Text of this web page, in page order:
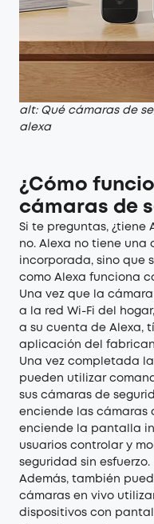
alt: Qué cámaras de
alexa
¿Cómo
cámaras de
Si te preguntas, ¿tiene
no. Alexa no tiene una
incorporada, sino que
como Alexa funciona
Una vez que la
a la red Wi-Fi del
a su cuenta de Alexa,
aplicación del
Una vez completada
pueden utilizar
sus cámaras de
enciende las cámaras
enciende la pantalla
usuarios controlar y
seguridad sin esfuerzo.
Además, también
cámaras en vivo
dispositivos con